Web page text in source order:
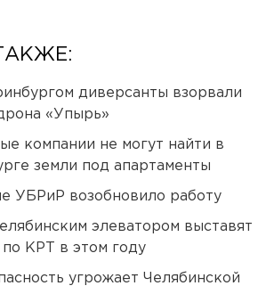
диверсанты взорвали
«Упырь»
компании не могут найти в
земли под апартаменты
УБРиР возобновило работу
элеватором выставят
по КРТ в этом году
угрожает Челябинской